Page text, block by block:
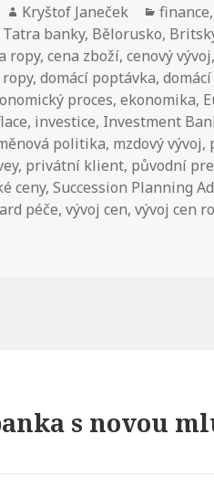
Autor:
Kryštof Janeček Rubriky:
finance,
banky, Bělorusko,
ropy,cena zboží,cenový vývoj
ropy,domácí poptávka,
proces,ekonomika,
, investice, Investment
politika, mzdový vývoj,
, privátní klient, původní
ceny,Succession Planning
péče,vývoj cen,vývoj cen
s novou